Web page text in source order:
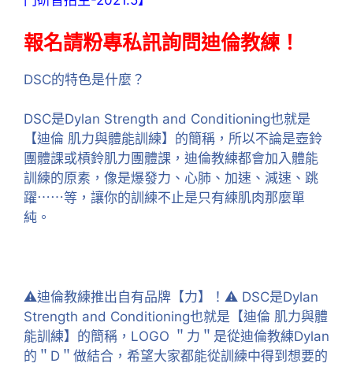
報名請粉專私訊詢問迪倫教練！
DSC的特色是什麼？
DSC是Dylan Strength and Conditioning也就是
【迪倫 肌力與體能訓練】的簡稱，所以不論是壺鈴
團體課或槓鈴肌力團體課，迪倫教練都會加入體能
訓練的原素，像是爆發力、心肺、加速、減速、跳
躍⋯⋯等，讓你的訓練不止是只有練肌肉那麼單
純。
⚠迪倫教練推出自有品牌【力】！⚠ DSC是Dylan
Strength and Conditioning也就是【迪倫 肌力與體
能訓練】的簡稱，LOGO ＂力＂是從迪倫教練Dylan
的＂D＂做結合，希望大家都能從訓練中得到想要的